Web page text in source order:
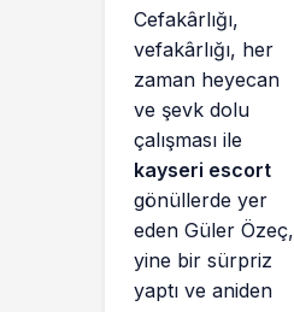
Cefakârlığı,
vefakârlığı, her
zaman heyecan
ve şevk dolu
çalışması ile
kayseri escort
gönüllerde yer
eden Güler Özeç,
yine bir sürpriz
yaptı ve aniden